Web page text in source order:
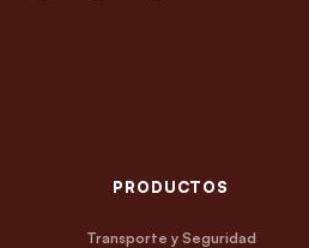
PRODUCTOS
Transporte y Seguridad